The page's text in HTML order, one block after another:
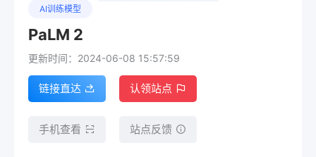
AI训练模型
PaLM 2
更新时间：2024-06-08 15:57:59
链接直达 认领站点
手机查看 站点反馈